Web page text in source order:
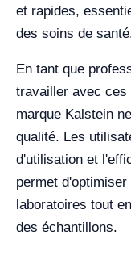
et rapides,
des soins de
En tant que
travailler avec ces
marque Kalstein
qualité. Les
d'utilisation et
permet
laboratoires tout
des échantillons.